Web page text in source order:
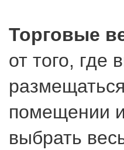
Торговые
от того, где
помещении
выбрать